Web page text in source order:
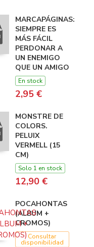
MARCAPÁGINAS:
SIEMPRE ES
MÁS FÁCIL
PERDONAR A
UN ENEMIGO
QUE UN AMIGO
En stock
2,95 €
MONSTRE DE
COLORS.
PELUIX
VERMELL (15
CM)
Solo 1 en stock
12,90 €
POCAHONTAS
(ALBUM +
CROMOS)
Consultar
disponibilidad